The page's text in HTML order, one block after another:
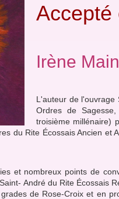
Accepté
Irène
L'auteur de l'ouvrage
Ordres de
troisième millénaire)
du Rite Écossais Ancien et
et nombreux points de
André du Rite Écossais
de Rose-Croix et en